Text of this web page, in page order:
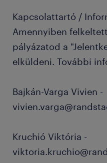
Kapcsolattartó /
Amennyiben
pályázatod a
elküldeni. További
Bajkán-Varga Vivien -
Kruchió Viktória -